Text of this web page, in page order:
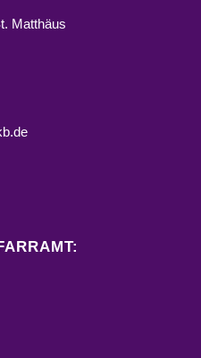
Matthäus